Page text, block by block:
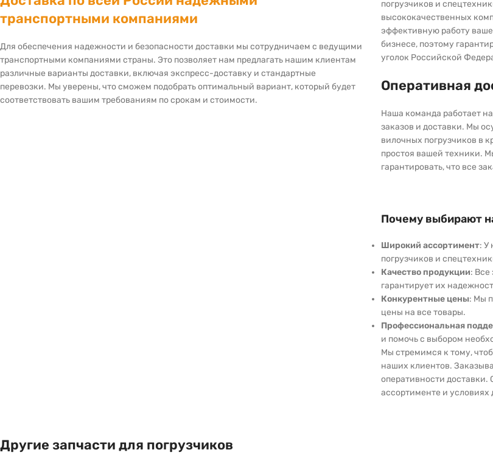
транспортными компаниями
Для обеспечения надежности и безопасности доставки мы сотрудничаем с ведущими
транспортными компаниями страны. Это позволяет нам предлагать нашим клиентам
различные варианты доставки, включая экспресс-доставку и стандартные
перевозки. Мы уверены, что сможем подобрать оптимальный вариант, который будет
соответствовать вашим требованиям по срокам и стоимости.
погрузчиков и
высококачественных
эффективную работу
бизнесе, поэтому
уголок Российской
Оперативная
Наша команда работает
заказов и доставки. Мы
вилочных погрузчиков в
простоя вашей техники.
гарантировать, что все
Почему выбирают
Широкий ассортимент: У
погрузчиков и
Качество продукции: Все
гарантирует их
Конкурентные цены: Мы
цены на все товары.
Профессиональная
и помочь с выбором
Мы стремимся к тому,
наших клиентов.
оперативности доставки.
ассортименте и условиях
Другие запчасти для погрузчиков